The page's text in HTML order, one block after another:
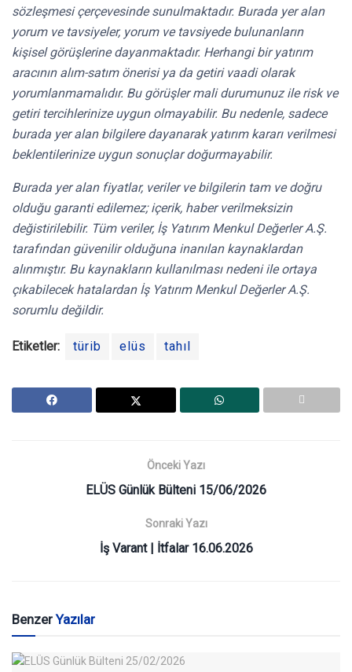
sözleşmesi çerçevesinde sunulmaktadır. Burada yer alan
yorum ve tavsiyeler, yorum ve tavsiyede bulunanların
kişisel görüşlerine dayanmaktadır. Herhangi bir yatırım
aracının alım-satım önerisi ya da getiri vaadi olarak
yorumlanmamalıdır. Bu görüşler mali durumunuz ile risk ve
getiri tercihlerinize uygun olmayabilir. Bu nedenle, sadece
burada yer alan bilgilere dayanarak yatırım kararı verilmesi
beklentilerinize uygun sonuçlar doğurmayabilir.
Burada yer alan fiyatlar, veriler ve bilgilerin tam ve doğru
olduğu garanti edilemez; içerik, haber verilmeksizin
değistirilebilir. Tüm veriler, İş Yatırım Menkul Değerler A.Ş.
tarafından güvenilir olduğuna inanılan kaynaklardan
alınmıştır. Bu kaynakların kullanılması nedeni ile ortaya
çıkabilecek hatalardan İş Yatırım Menkul Değerler A.Ş.
sorumlu değildir.
Etiketler: türib elüs tahıl
Önceki Yazı
ELÜS Günlük Bülteni 15/06/2026
Sonraki Yazı
İş Varant | İtfalar 16.06.2026
BenzerYazılar